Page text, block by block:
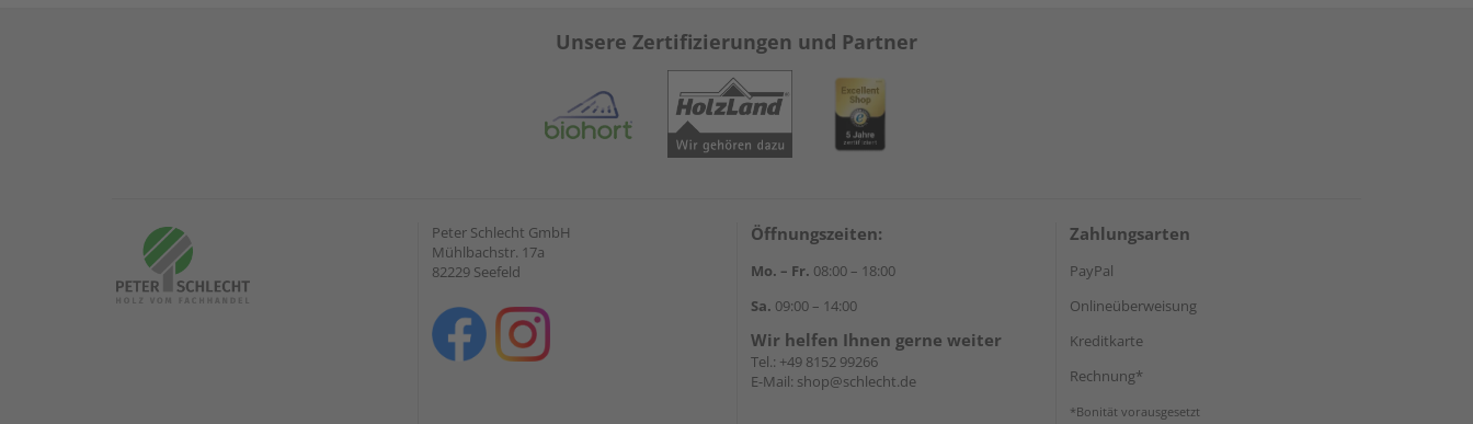
Unsere Zertifizierungen und Partner
Peter Schlecht GmbH
Mühlbachstr. 17a
82229 Seefeld
Öffnungszeiten:
Mo. – Fr. 08:00 – 18:00
Sa. 09:00 – 14:00
Wir helfen Ihnen gerne weiter
Tel.: +49 8152 99266
E-Mail: shop@schlecht.de
Zahlungsarten
PayPal
Onlineüberweisung
Kreditkarte
Rechnung*
*Bonität vorausgesetzt